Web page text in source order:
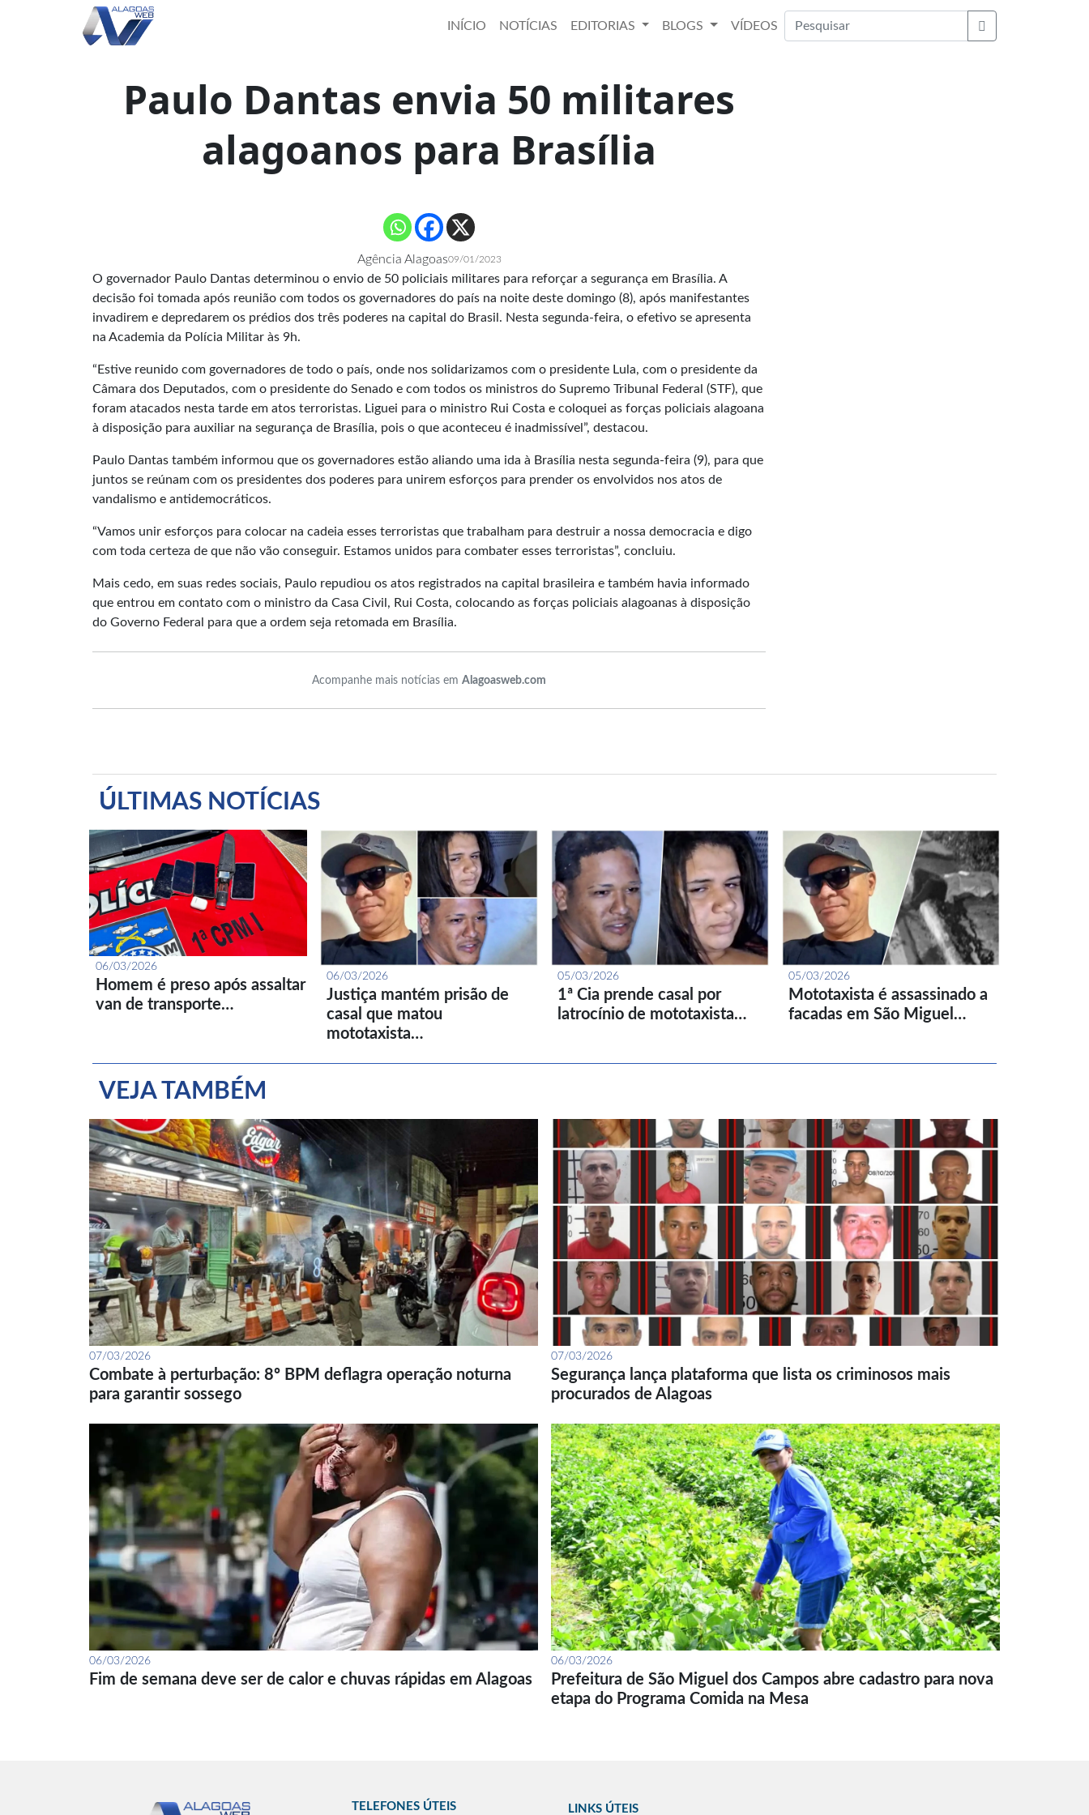
INÍCIO NOTÍCIAS EDITORIAS BLOGS
VÍDEOS
Buscar
Paulo Dantas envia 50 militares
alagoanos para Brasília
Agência Alagoas09/01/2023
O governador Paulo Dantas determinou o envio de 50 policiais militares para reforçar a segurança em Brasília. A
decisão foi tomada após reunião com todos os governadores do país na noite deste domingo (8), após manifestantes
invadirem e depredarem os prédios dos três poderes na capital do Brasil. Nesta segunda-feira, o efetivo se apresenta
na Academia da Polícia Militar às 9h.
“Estive reunido com governadores de todo o país, onde nos solidarizamos com o presidente Lula, com o presidente da
Câmara dos Deputados, com o presidente do Senado e com todos os ministros do Supremo Tribunal Federal (STF), que
foram atacados nesta tarde em atos terroristas. Liguei para o ministro Rui Costa e coloquei as forças policiais alagoana
à disposição para auxiliar na segurança de Brasília, pois o que aconteceu é inadmissível”, destacou.
Paulo Dantas também informou que os governadores estão aliando uma ida à Brasília nesta segunda-feira (9), para que
juntos se reúnam com os presidentes dos poderes para unirem esforços para prender os envolvidos nos atos de
vandalismo e antidemocráticos.
“Vamos unir esforços para colocar na cadeia esses terroristas que trabalham para destruir a nossa democracia e digo
com toda certeza de que não vão conseguir. Estamos unidos para combater esses terroristas”, concluiu.
Mais cedo, em suas redes sociais, Paulo repudiou os atos registrados na capital brasileira e também havia informado
que entrou em contato com o ministro da Casa Civil, Rui Costa, colocando as forças policiais alagoanas à disposição
do Governo Federal para que a ordem seja retomada em Brasília.
Acompanhe mais notícias em Alagoasweb.com
ÚLTIMAS NOTÍCIAS
06/03/2026
Homem é preso após assaltar
van de transporte…
06/03/2026
Justiça mantém prisão de
casal que matou
mototaxista…
05/03/2026
1ª Cia prende casal por
latrocínio de mototaxista…
05/03/2026
Mototaxista é assassinado a
facadas em São Miguel…
VEJA TAMBÉM
07/03/2026
Combate à perturbação: 8º BPM deflagra operação noturna
para garantir sossego
07/03/2026
Segurança lança plataforma que lista os criminosos mais
procurados de Alagoas
06/03/2026
Fim de semana deve ser de calor e chuvas rápidas em Alagoas
06/03/2026
Prefeitura de São Miguel dos Campos abre cadastro para nova
etapa do Programa Comida na Mesa
TELEFONES ÚTEIS LINKS ÚTEIS